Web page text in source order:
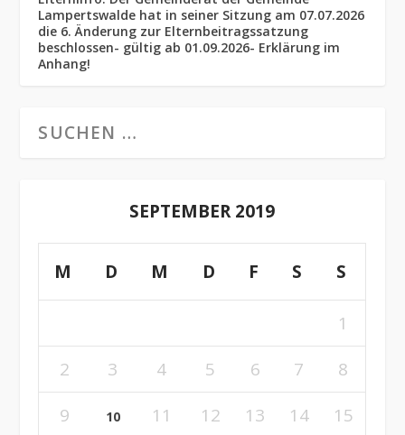
Lampertswalde hat in seiner Sitzung am 07.07.2026
die 6. Änderung zur Elternbeitragssatzung
beschlossen- gültig ab 01.09.2026- Erklärung im
Anhang!
SEPTEMBER 2019
M D M D F S S
1
2
3 4 5 6 7
8
9
10 11 12 13 14
15